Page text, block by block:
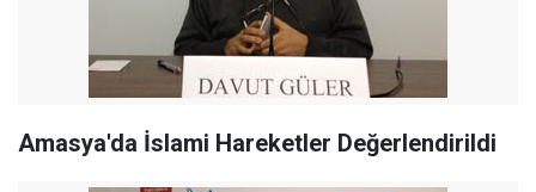
Amasya'da İslami Hareketler Değerlendirildi